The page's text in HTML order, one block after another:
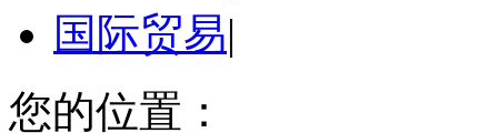
国际贸易|
您的位置：